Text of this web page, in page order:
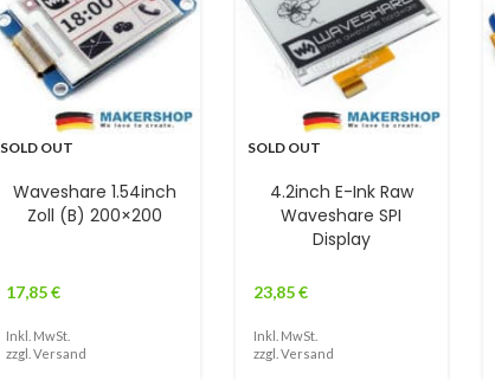
SOLD OUT
Waveshare 1.54inch
Zoll (B) 200×200
17,85€
Inkl. MwSt.
zzgl.Versand
SOLD OUT
4.2inch E-Ink Raw
Waveshare SPI
Display
23,85€
Inkl. MwSt.
zzgl. Versand